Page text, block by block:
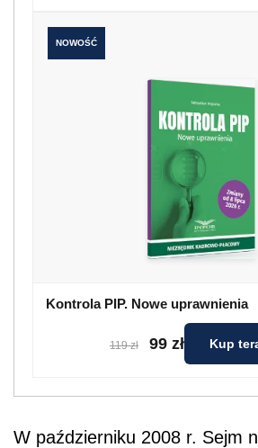
NOWOŚĆ
Kontrola PIP. Nowe uprawnienia
119 zł 99 zł Kup
W październiku 2008 r. Sejm